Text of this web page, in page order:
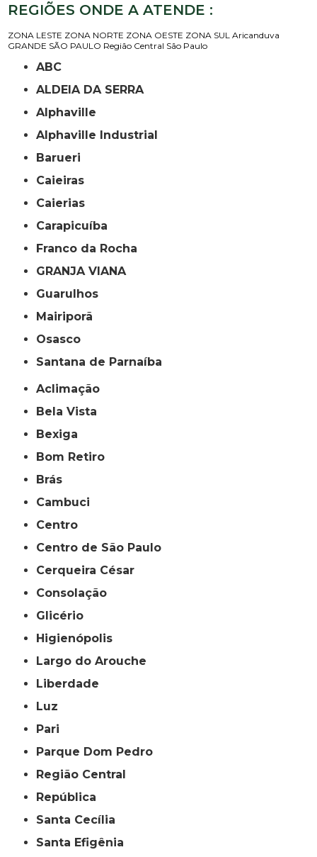
REGIÕES ONDE A ATENDE :
ZONA LESTE ZONA NORTE ZONA OESTE ZONA SUL Aricanduva
GRANDE SÃO PAULO Região Central São Paulo
ABC
ALDEIA DA SERRA
Alphaville
Alphaville Industrial
Barueri
Caieiras
Caierias
Carapicuíba
Franco da Rocha
GRANJA VIANA
Guarulhos
Mairiporã
Osasco
Santana de Parnaíba
Aclimação
Bela Vista
Bexiga
Bom Retiro
Brás
Cambuci
Centro
Centro de São Paulo
Cerqueira César
Consolação
Glicério
Higienópolis
Largo do Arouche
Liberdade
Luz
Pari
Parque Dom Pedro
Região Central
República
Santa Cecília
Santa Efigênia